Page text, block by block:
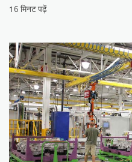
16 मिनट पढ़ें